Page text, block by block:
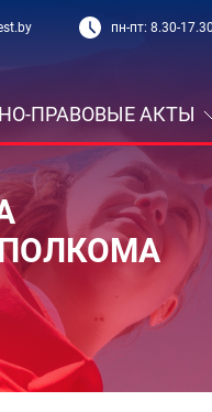
пн-пт: 8.30-
ПРАВОВЫЕ АКТЫ